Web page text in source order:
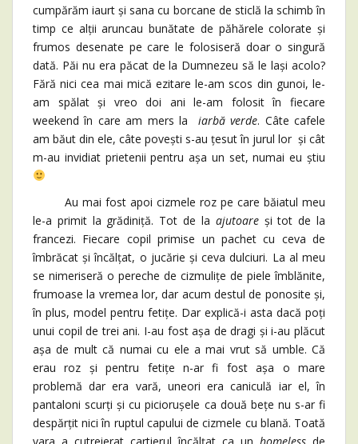
cumpărăm iaurt și sana cu borcane de sticlă la schimb în
timp ce alții aruncau bunătate de păhărele colorate și
frumos desenate pe care le folosiseră doar o singură
dată. Păi nu era păcat de la Dumnezeu să le lași acolo?
Fără nici cea mai mică ezitare le-am scos din gunoi, le-
am spălat și vreo doi ani le-am folosit în fiecare
weekend în care am mers la iarbă verde. Câte cafele
am băut din ele, câte povești s-au țesut în jurul lor și cât
m-au invidiat prietenii pentru așa un set, numai eu știu
Au mai fost apoi cizmele roz pe care băiatul meu
le-a primit la grădiniță. Tot de la ajutoare și tot de la
francezi. Fiecare copil primise un pachet cu ceva de
îmbrăcat și încălțat, o jucărie și ceva dulciuri. La al meu
se nimeriseră o pereche de cizmulițe de piele îmblănite,
frumoase la vremea lor, dar acum destul de ponosite și,
în plus, model pentru fetițe. Dar explică-i asta dacă poți
unui copil de trei ani. I-au fost așa de dragi și i-au plăcut
așa de mult că numai cu ele a mai vrut să umble. Că
erau roz și pentru fetițe n-ar fi fost așa o mare
problemă dar era vară, uneori era caniculă iar el, în
pantaloni scurți și cu piciorușele ca două bețe nu s-ar fi
despărțit nici în ruptul capului de cizmele cu blană. Toată